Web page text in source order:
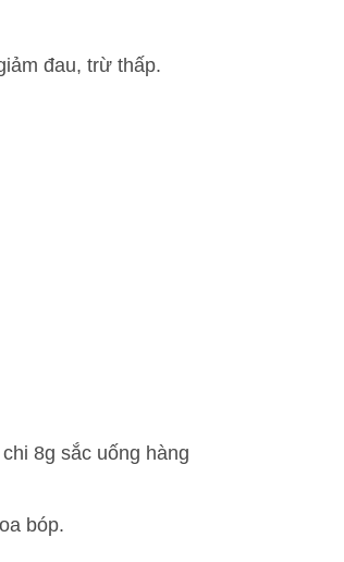
đau, trừ thấp.
8g sắc uống hàng
bóp.